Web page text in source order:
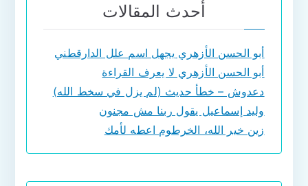
أحدث المقالات
أبو الحسن الأزهري يجهل اسم علل الدارقطني
أبو الحسن الأزهري لا يعرف القراءة
دعدوش – خطأ حديث (لم يزل في سخط الله)
وليد إسماعيل يقول ربنا مش مجنون
زين خير الله، الخرطوم اعطه لأمك